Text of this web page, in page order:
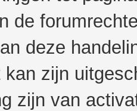
de
deze
kan zijn
zijn van